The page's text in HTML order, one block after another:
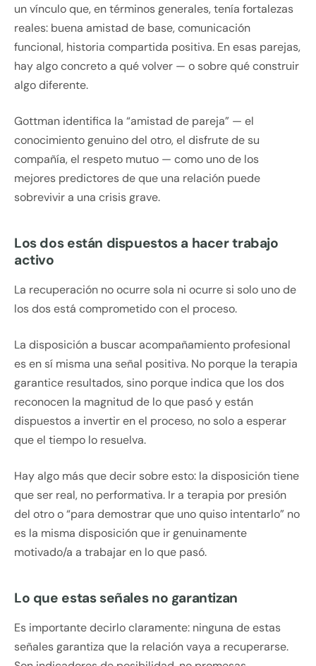
un vínculo que, en términos generales, tenía fortalezas
reales: buena amistad de base, comunicación
funcional, historia compartida positiva. En esas parejas,
hay algo concreto a qué volver — o sobre qué construir
algo diferente.
Gottman identifica la “amistad de pareja” — el
conocimiento genuino del otro, el disfrute de su
compañía, el respeto mutuo — como uno de los
mejores predictores de que una relación puede
sobrevivir a una crisis grave.
Los dos están dispuestos a hacer trabajo
activo
La recuperación no ocurre sola ni ocurre si solo uno de
los dos está comprometido con el proceso.
La disposición a buscar acompañamiento profesional
es en sí misma una señal positiva. No porque la terapia
garantice resultados, sino porque indica que los dos
reconocen la magnitud de lo que pasó y están
dispuestos a invertir en el proceso, no solo a esperar
que el tiempo lo resuelva.
Hay algo más que decir sobre esto: la disposición tiene
que ser real, no performativa. Ir a terapia por presión
del otro o “para demostrar que uno quiso intentarlo” no
es la misma disposición que ir genuinamente
motivado/a a trabajar en lo que pasó.
Lo que estas señales no garantizan
Es importante decirlo claramente: ninguna de estas
señales garantiza que la relación vaya a recuperarse.